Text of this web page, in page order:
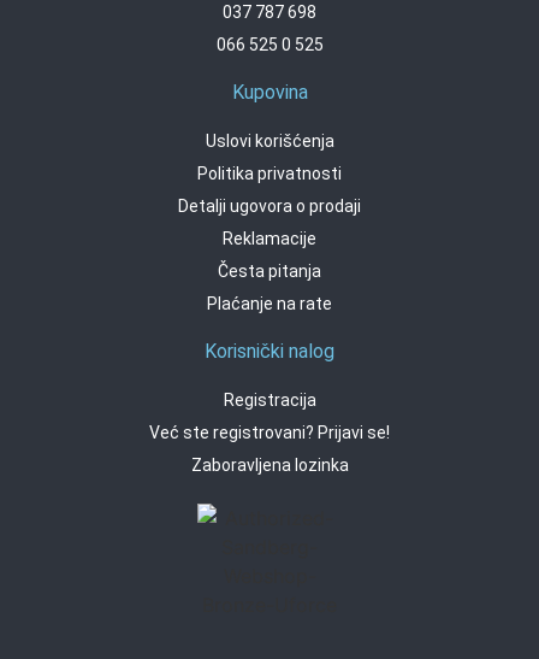
037 787 698
066 525 0 525
Kupovina
Uslovi korišćenja
Politika privatnosti
Detalji ugovora o prodaji
Reklamacije
Česta pitanja
Plaćanje na rate
Korisnički nalog
Registracija
Već ste registrovani? Prijavi se!
Zaboravljena lozinka